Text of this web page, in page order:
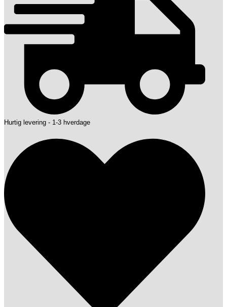
Hurtig levering - 1-3 hverdage